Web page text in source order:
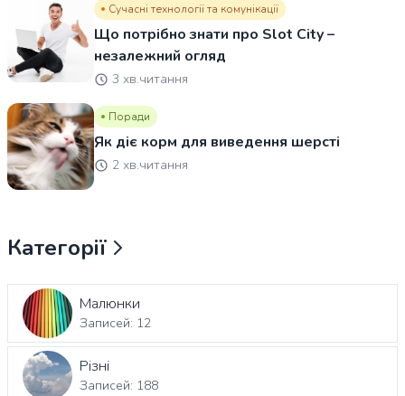
Сучасні технології та комунікації
Що потрібно знати про Slot City –
незалежний огляд
3 хв.читання
Поради
Як діє корм для виведення шерсті
2 хв.читання
Категорії
Малюнки
Записей: 12
Різні
Записей: 188